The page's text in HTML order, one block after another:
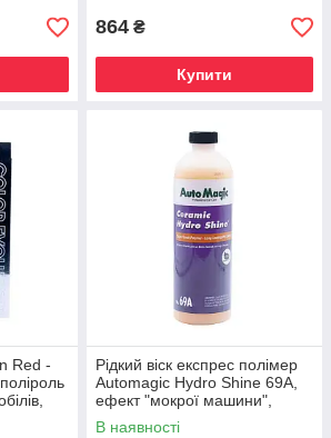
864 ₴
Купити
Red -
Рідкий віск експрес полімер
Automagic Hydro Shine 69A,
ефект "мокрої машини",
0.473 L
В наявності